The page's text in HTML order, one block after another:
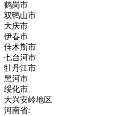
鹤岗市
双鸭山市
大庆市
伊春市
佳木斯市
七台河市
牡丹江市
黑河市
绥化市
大兴安岭地区
河南省: